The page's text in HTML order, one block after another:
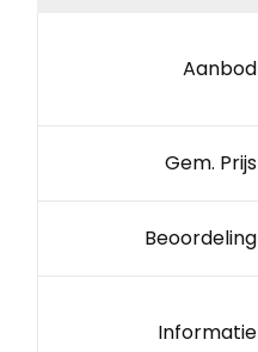
Aanbod
Gem. Prijs
Beoordeling
Informatie